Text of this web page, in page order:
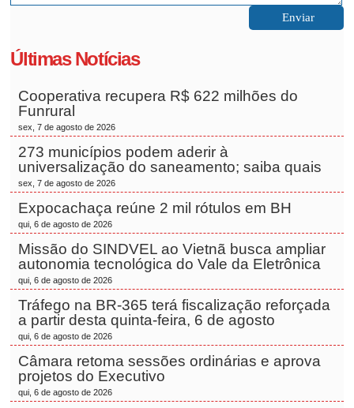
Últimas Notícias
Cooperativa recupera R$ 622 milhões do
Funrural
sex, 7 de agosto de 2026
273 municípios podem aderir à
universalização do saneamento; saiba quais
sex, 7 de agosto de 2026
Expocachaça reúne 2 mil rótulos em BH
qui, 6 de agosto de 2026
Missão do SINDVEL ao Vietnã busca ampliar
autonomia tecnológica do Vale da Eletrônica
qui, 6 de agosto de 2026
Tráfego na BR-365 terá fiscalização reforçada
a partir desta quinta-feira, 6 de agosto
qui, 6 de agosto de 2026
Câmara retoma sessões ordinárias e aprova
projetos do Executivo
qui, 6 de agosto de 2026